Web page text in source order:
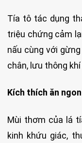
Tía tô tác dụng
triệu chứng cảm
nấu cùng với
chân, lưu thông
Kích thích ăn ngon
Mùi thơm của lá
kinh khứu giác,